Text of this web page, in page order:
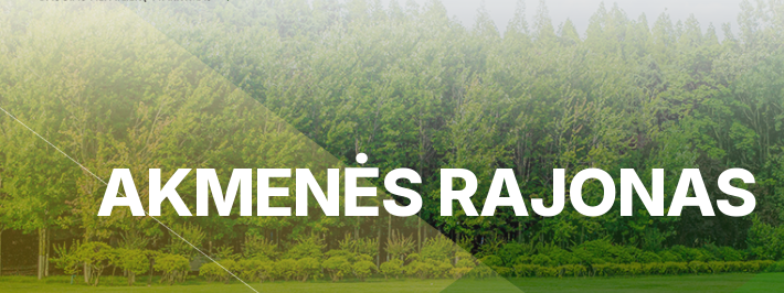
AKMENĖS RAJONAS